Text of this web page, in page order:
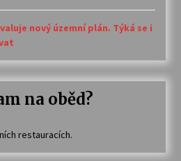
nový územní plán. Týká se i
na oběd?
restauracích.